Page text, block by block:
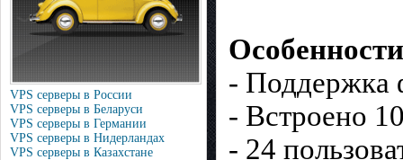
VPS серверы в России
VPS серверы в Беларуси
VPS серверы в Германии
VPS серверы в Нидерландах
VPS серверы в Казахстане
- Поддержка
- Встроено
- 24